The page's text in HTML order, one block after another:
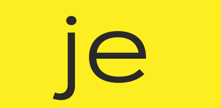
je